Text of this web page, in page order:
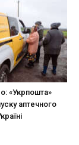
«Укрпошта»
аптечного